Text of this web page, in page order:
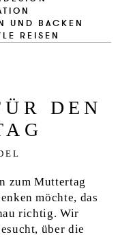
UND BACKEN
REISEN
DEN
zum Muttertag
möchte, das
richtig. Wir
über die